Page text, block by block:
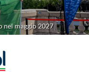
nel maggio 2027